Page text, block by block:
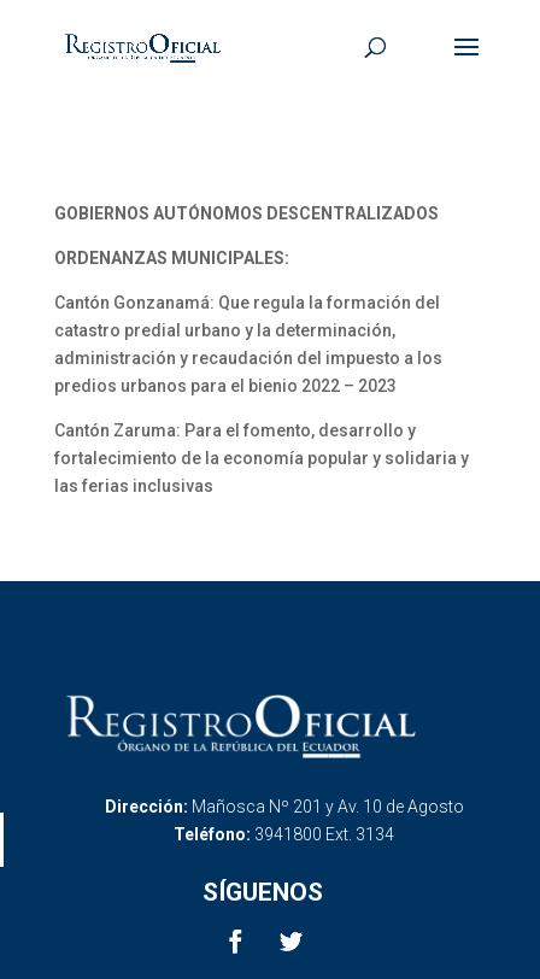
GOBIERNOS AUTÓNOMOS DESCENTRALIZADOS
ORDENANZAS MUNICIPALES:
Cantón Gonzanamá: Que regula la formación del
catastro predial urbano y la determinación,
administración y recaudación del impuesto a los
predios urbanos para el bienio 2022 – 2023
Cantón Zaruma: Para el fomento, desarrollo y
fortalecimiento de la economía popular y solidaria y
las ferias inclusivas
Dirección: Mañosca Nº 201 y Av. 10 de Agosto
Teléfono: 3941800 Ext. 3134
SÍGUENOS